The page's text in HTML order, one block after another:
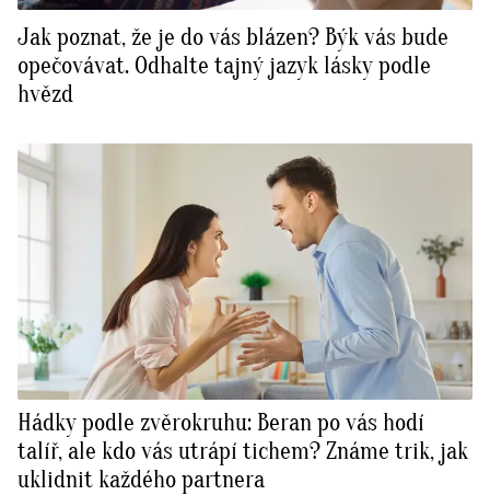
Jak poznat, že je do vás blázen? Býk vás bude
opečovávat. Odhalte tajný jazyk lásky podle
hvězd
Hádky podle zvěrokruhu: Beran po vás hodí
talíř, ale kdo vás utrápí tichem? Známe trik, jak
uklidnit každého partnera